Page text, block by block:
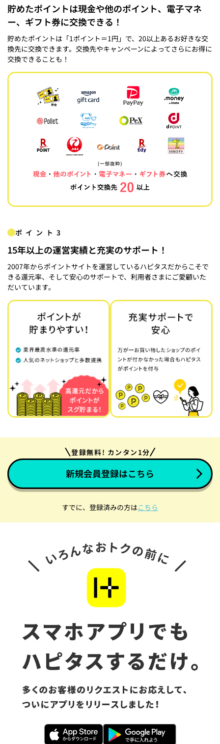
貯めたポイントは現金や他のポイント、電子マネ
ー、ギフト券に交換できる！
貯めたポイントは「1ポイント＝1円」で、20以上あるお好きな交
換先に交換できます。交換先やキャンペーンによってさらにお得に
交換できることも！
ポイント3
15年以上の運営実績と充実のサポート！
2007年からポイントサイトを運営しているハピタスだからこそで
きる還元率、そして安心のサポートで、利用者さまにご愛顧いた
だいています。
登録無料! カンタン1分
新規会員登録はこちら
すでに、登録済みの方はこちら